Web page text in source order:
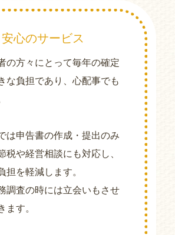
安心のサービス
の方々にとって毎年の確定
な負担であり、心配事でも
は申告書の作成・提出のみ
税や経営相談にも対応し、
担を軽減します。
調査の時には立会いもさせ
ます。